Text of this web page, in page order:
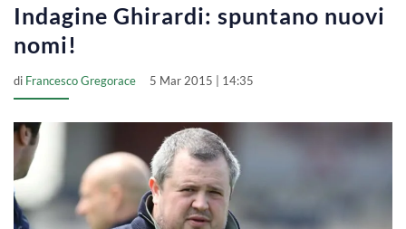
Indagine Ghirardi: spuntano nuovi
nomi!
di Francesco Gregorace 5 Mar 2015 | 14:35